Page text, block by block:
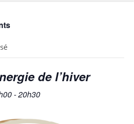
de l’hiver
-20h30